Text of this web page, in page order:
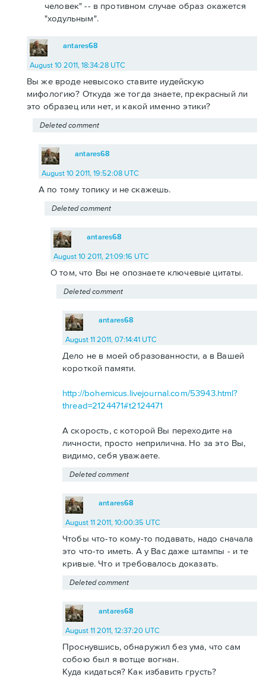
человек" -- в противном случае образ окажется
"ходульным".
antares68
August 10 2011, 18:34:28 UTC
Вы же вроде невысоко ставите иудейскую
мифологию? Откуда же тогда знаете, прекрасный ли
это образец или нет, и какой именно этики?
Deleted comment
antares68
August 10 2011, 19:52:08 UTC
А по тому топику и не скажешь.
Deleted comment
antares68
August 10 2011, 21:09:16 UTC
О том, что Вы не опознаете ключевые цитаты.
Deleted comment
antares68
August 11 2011, 07:14:41 UTC
Дело не в моей образованности, а в Вашей
короткой памяти.
http://bohemicus.livejournal.com/53943.html?
thread=2124471#t2124471
А скорость, с которой Вы переходите на
личности, просто неприлична. Но за это Вы,
видимо, себя уважаете.
Deleted comment
antares68
August 11 2011, 10:00:35 UTC
Чтобы что-то кому-то подавать, надо сначала
это что-то иметь. А у Вас даже штампы - и те
кривые. Что и требовалось доказать.
Deleted comment
antares68
August 11 2011, 12:37:20 UTC
Проснувшись, обнаружил без ума, что сам
собою был я вотще вогнан.
Куда кидаться? Как избавить грусть?